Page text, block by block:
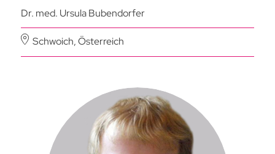
Dr. med. Ursula Bubendorfer
Schwoich, Österreich